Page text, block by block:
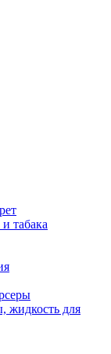
табака
жидкость для